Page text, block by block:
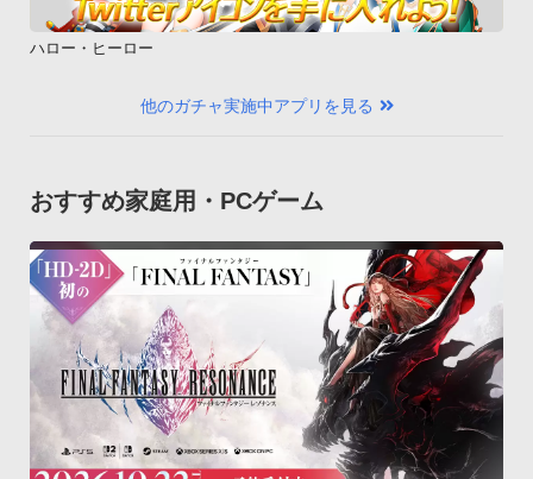
ハロー・ヒーロー
他のガチャ実施中アプリを見る
おすすめ家庭用・PCゲーム